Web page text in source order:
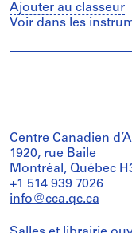
Ajouter au classeur
Voir dans les
Centre Canadien
1920, rue Baile
Montréal, Québec
+1 514 939 7026
info@cca.qc.ca